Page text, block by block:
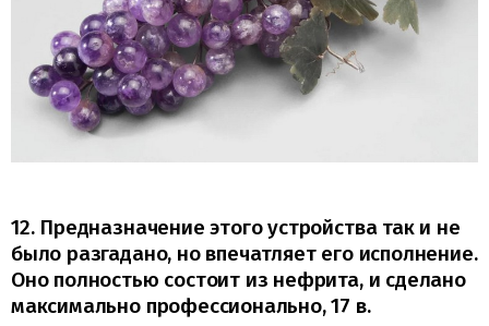
12. Предназначение этого устройства так и не
было разгадано, но впечатляет его исполнение.
Оно полностью состоит из нефрита, и сделано
максимально профессионально, 17 в.